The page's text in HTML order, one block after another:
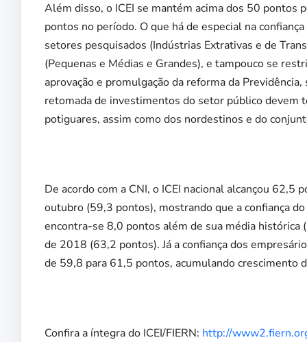
Além disso, o ICEI se mantém acima dos 50 pontos
pontos no período. O que há de especial na
setores pesquisados (Indústrias Extrativas e de
(Pequenas e Médias e Grandes), e tampouco se
aprovação e promulgação da reforma da
retomada de investimentos do setor público
potiguares, assim como dos nordestinos e do
De acordo com a CNI, o ICEI nacional alcançou
outubro (59,3 pontos), mostrando que a confiança
encontra-se 8,0 pontos além de sua média
de 2018 (63,2 pontos). Já a confiança dos
de 59,8 para 61,5 pontos, acumulando
Confira a íntegra do ICEI/FIERN: http://